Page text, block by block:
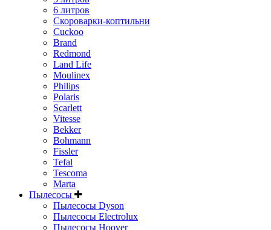
6 литров
Скороварки-коптильни
Cuckoo
Brand
Redmond
Land Life
Moulinex
Philips
Polaris
Scarlett
Vitesse
Bekker
Bohmann
Fissler
Tefal
Tescoma
Marta
Пылесосы
Пылесосы Dyson
Пылесосы Electrolux
Пылесосы Hoover